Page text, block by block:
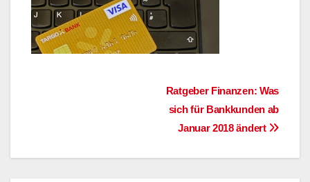
Beitragsnavigation
Ratgeber Finanzen: Was
sich für Bankkunden ab
Januar 2018 ändert